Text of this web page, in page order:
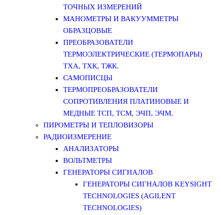
ТОЧНЫХ ИЗМЕРЕНИЙ
МАНОМЕТРЫ И ВАКУУММЕТРЫ
ОБРАЗЦОВЫЕ
ПРЕОБРАЗОВАТЕЛИ
ТЕРМОЭЛЕКТРИЧЕСКИЕ (ТЕРМОПАРЫ)
ТХА, ТХК, ТЖК.
САМОПИСЦЫ
ТЕРМОПРЕОБРАЗОВАТЕЛИ
СОПРОТИВЛЕНИЯ ПЛАТИНОВЫЕ И
МЕДНЫЕ ТСП, ТСМ, ЭЧП, ЭЧМ.
ПИРОМЕТРЫ И ТЕПЛОВИЗОРЫ
РАДИОИЗМЕРЕНИЕ
АНАЛИЗАТОРЫ
ВОЛЬТМЕТРЫ
ГЕНЕРАТОРЫ СИГНАЛОВ
ГЕНЕРАТОРЫ СИГНАЛОВ KEYSIGHT
TECHNOLOGIES (AGILENT
TECHNOLOGIES)